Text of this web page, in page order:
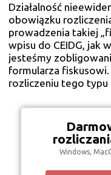
Działalność
obowiązku
prowadzenia takiej
wpisu do CEIDG, jak
jesteśmy
formularza
rozliczeniu tego typu
Windows,